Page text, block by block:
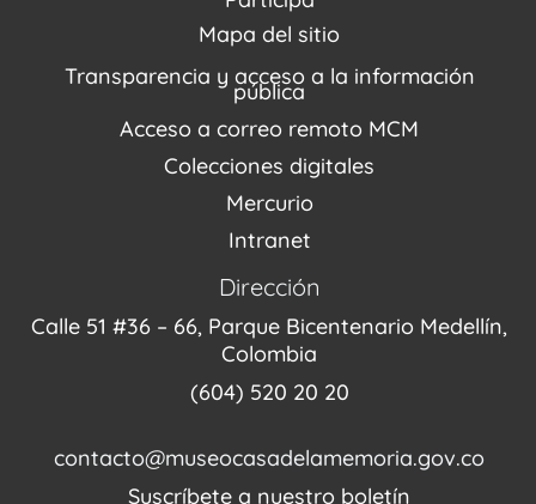
Agenda / Programación
Recorridos Virtuales
Repositorio (MUSEO / CASA / MEMORIA)
Narrativas del conflicto
Proyectos
Enlaces de memorias
Fondo Editorial
Estímulos
Mapa del sitio
Transparencia y acceso a la información
pública
Acceso a correo remoto MCM
Colecciones digitales
Mercurio
Intranet
Dirección
Calle 51 #36 – 66, Parque Bicentenario Medellín,
Colombia
(604) 520 20 20
contacto@museocasadelamemoria.gov.co
Suscríbete a nuestro boletín